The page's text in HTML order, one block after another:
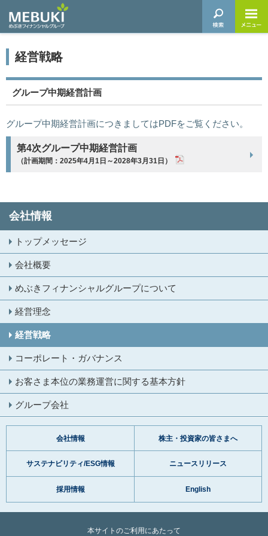
経営戦略
グループ中期経営計画
グループ中期経営計画につきましてはPDFをご覧ください。
第4次グループ中期経営計画
（計画期間：2025年4月1日～2028年3月31日）
会社情報
トップメッセージ
会社概要
めぶきフィナンシャルグループについて
経営理念
経営戦略
コーポレート・ガバナンス
お客さま本位の業務運営に関する基本方針
グループ会社
会社情報 株主・投資家の皆さまへ
サステナビリティ/ESG情報 ニュースリリース
採用情報 English
本サイトのご利用にあたって